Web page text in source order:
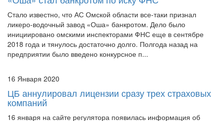
«Оша» стал банкротом по иску ФНС
Стало известно, что АС Омской области все-таки признал
ликеро-водочный завод «Оша» банкротом. Дело было
инициировано омскими инспекторами ФНС еще в сентябре
2018 года и тянулось достаточно долго. Полгода назад на
ЦБ аннулировал лицензии сразу трех страховых
компаний